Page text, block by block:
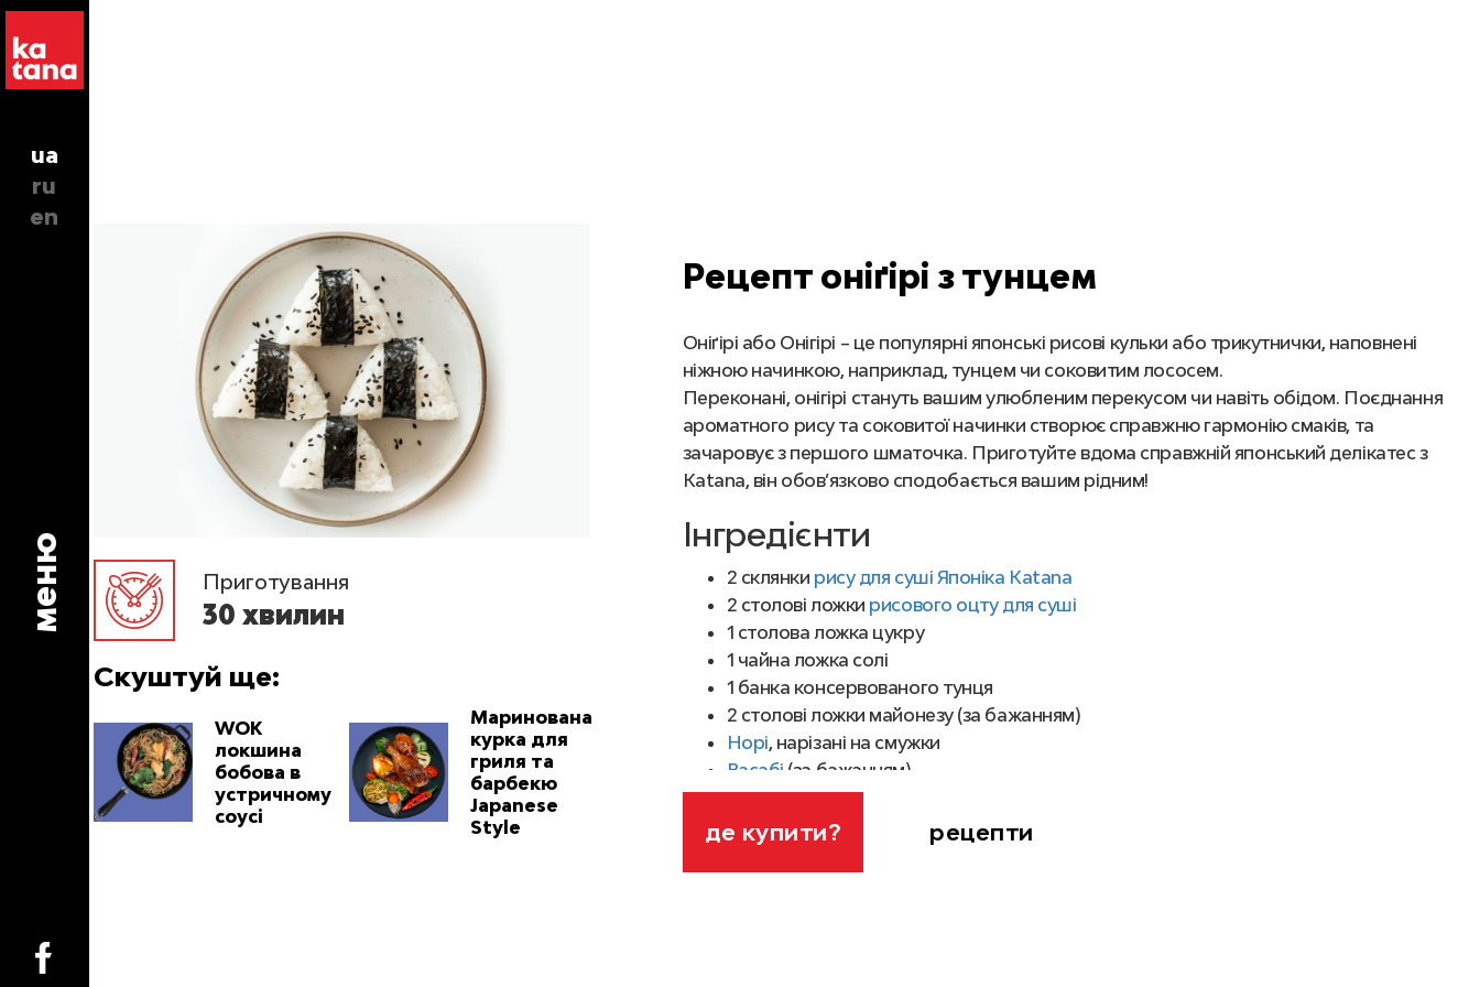
ua
ru
en
меню Приготування
30 хвилин
Скуштуй ще:
WOK
локшина
бобова в
устричному
соусі
Маринована
курка для
гриля та
барбекю
Japanese
Style
Рецепт оніґірі з тунцем
Оніґірі або Онігірі – це популярні японські рисові кульки або трикутнички, наповнені
ніжною начинкою, наприклад, тунцем чи соковитим лососем.
Переконані, онігірі стануть вашим улюбленим перекусом чи навіть обідом. Поєднання
ароматного рису та соковитої начинки створює справжню гармонію смаків, та
зачаровує з першого шматочка. Приготуйте вдома справжній японський делікатес з
Katana, він обов’язково сподобається вашим рідним!
Інгредієнти
2 склянки рису для суші Японіка Katana
2 столові ложки рисового оцту для суші
1 столова ложка цукру
1 чайна ложка солі
1 банка консервованого тунця
2 столові ложки майонезу (за бажанням)
Норі, нарізані на смужки
Васабі (за бажанням)
Чорний кунжут
Кроки приготування
де купити? рецепти